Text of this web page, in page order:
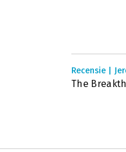
Recensie |
The